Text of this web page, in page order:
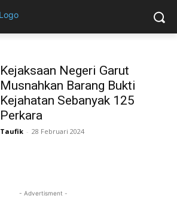
Kejaksaan Negeri Garut
Musnahkan Barang Bukti
Kejahatan Sebanyak 125
Perkara
Taufik - 28 Februari 2024
- Advertisment -